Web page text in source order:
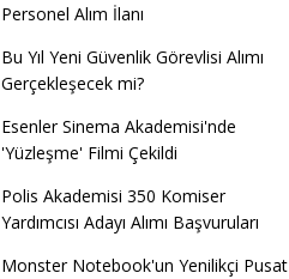
Personel Alım İlanı
Bu Yıl Yeni Güvenlik Görevlisi Alımı
Gerçekleşecek mi?
Esenler Sinema Akademisi'nde
'Yüzleşme' Filmi Çekildi
Polis Akademisi 350 Komiser
Yardımcısı Adayı Alımı Başvuruları
Monster Notebook'un Yenilikçi Pusat